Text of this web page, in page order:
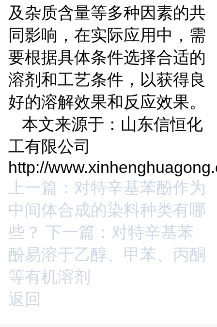
及杂质含量等多种因素的共
同影响，在实际应用中，需
要根据具体条件选择合适的
溶剂和工艺条件，以获得良
好的溶解效果和反应效果。
本文来源于：山东信恒化
工有限公司
http://
上一篇：对特辛基苯酚作为
中间体合成的染料种类有哪
些？ 下一篇：对特辛基苯
酚易溶于乙醇、甲苯、丙酮
等有机溶剂
返回